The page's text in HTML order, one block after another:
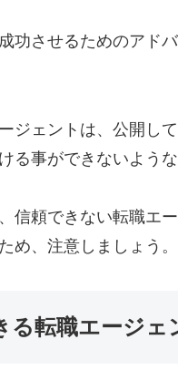
功させるためのアド
ジェントは、公開し
る事ができないよう
信頼できない転職エ
め、注意しましょう。
る転職エージェ